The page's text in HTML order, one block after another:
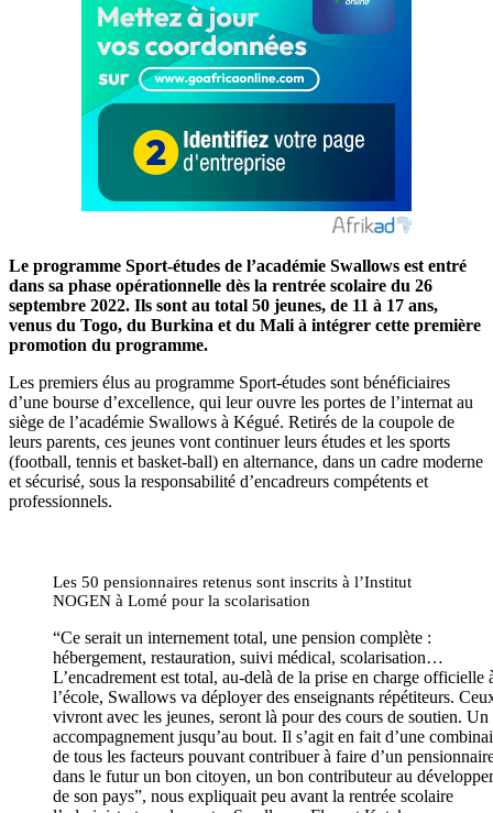
Le programme Sport-études de l’académie Swallows est entré
dans sa phase opérationnelle dès la rentrée scolaire du 26
septembre 2022. Ils sont au total 50 jeunes, de 11 à 17 ans,
venus du Togo, du Burkina et du Mali à intégrer cette première
promotion du programme.
Les premiers élus au programme Sport-études sont bénéficiaires
d’une bourse d’excellence, qui leur ouvre les portes de l’internat au
siège de l’académie Swallows à Kégué. Retirés de la coupole de
leurs parents, ces jeunes vont continuer leurs études et les sports
(football, tennis et basket-ball) en alternance, dans un cadre moderne
et sécurisé, sous la responsabilité d’encadreurs compétents et
professionnels.
Les 50 pensionnaires retenus sont inscrits à l’Institut
NOGEN à Lomé pour la scolarisation
“Ce serait un internement total, une pension complète :
hébergement, restauration, suivi médical, scolarisation…
L’encadrement est total, au-delà de la prise en charge officielle
l’école, Swallows va déployer des enseignants répétiteurs.
vivront avec les jeunes, seront là pour des cours de soutien. Un
accompagnement jusqu’au bout. Il s’agit en fait d’une
de tous les facteurs pouvant contribuer à faire d’un
dans le futur un bon citoyen, un bon contributeur au
de son pays”, nous expliquait peu avant la rentrée scolaire